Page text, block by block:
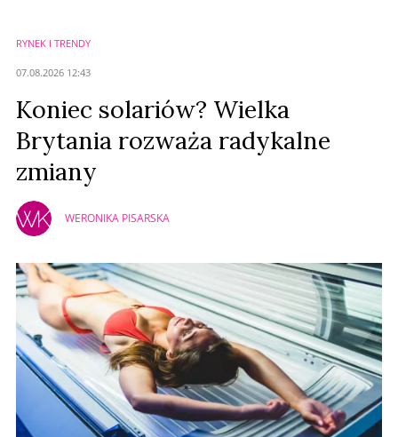
RYNEK I TRENDY
07.08.2026 12:43
Koniec solariów? Wielka
Brytania rozważa radykalne
zmiany
WERONIKA PISARSKA